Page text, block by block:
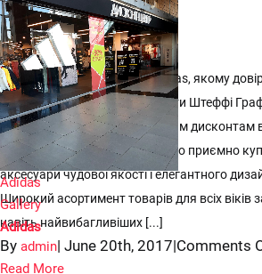
Adidas
Gallery
Adidas


Adidas
Дисконт-магазин бренду Adidas, якому
боксер Мохаммед Алі, тенісисти Штеффі
Девід Бекхем! Завдяки значним дисконтам
ТРК Plaza Sport Outlet особливо приємно
аксесуари чудової якості і елегантного
Широкий асортимент товарів для всіх віків
навіть найвибагливіших [...]
By admin| June 20th, 2017|Comments
Read More